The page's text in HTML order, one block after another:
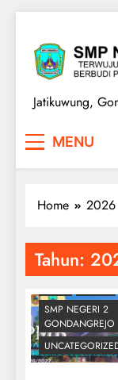
content
SMPN
Jatikuwung,
MENU
Home 2026
Tahun:
BELAJAR ONLINE
INFORMASI
LAYANAN PUBLIK
PENGUMUMAN
SMP NEGERI 2
GONDANGREJO